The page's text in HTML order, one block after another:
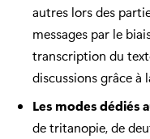
autres lors des
messages par le
transcription du
discussions grâce à
Les modes dédiés
de tritanopie, de